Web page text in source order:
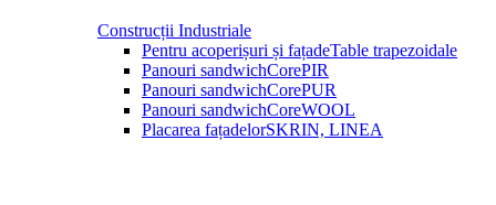
Construcții Industriale
Pentru acoperișuri și fațadeTable trapezoidale
Panouri sandwichCorePIR
Panouri sandwichCorePUR
Panouri sandwichCoreWOOL
Placarea fațadelorSKRIN, LINEA